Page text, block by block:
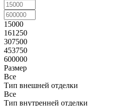
15000
161250
307500
453750
600000
Размер
Все
Тип внешней отделки
Все
Тип внутренней отделки